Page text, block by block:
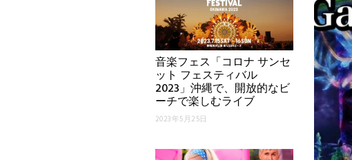
音楽フェス「コロナ サンセ
ット フェスティバル
2023」沖縄で、開放的なビ
ーチで楽しむライブ
2023年5月25日